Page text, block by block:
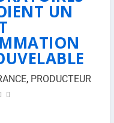
UN
, PRODUCTEUR